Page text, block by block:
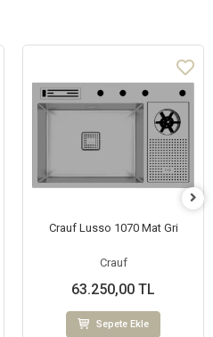
Crauf Lusso 1070 Mat Gri
Crauf
63.250,00 TL
Sepete Ekle